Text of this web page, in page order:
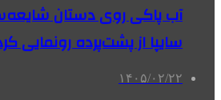
آب پاکی روی دستان
سایپا از پشت‌پرده‌ رونمایی
۱۴۰۵/۰۲/۲۲